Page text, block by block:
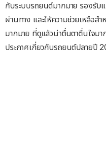
กับระบบรถยนต์มากมาย รองรับ
ผ่านทาง และให้ความช่วยเหลือส
มากมาย ที่ดูแล้วน่าตื่นตาตื่นใจม
ประกาศเกี่ยวกับรถยนต์ปลายปี